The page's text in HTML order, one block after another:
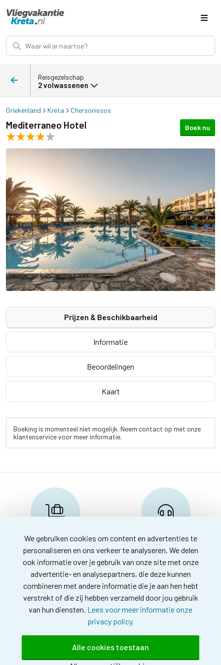
Reisgezelschap
2 volwassenen
Griekenland Kreta Chersonissos
Mediterraneo Hotel Boek nu
Prijzen & Beschikbaarheid
Informatie
Beoordelingen
Kaart
Boeking is momenteel niet mogelijk. Neem contact op met onze
klantenservice voor meer informatie.
Reserveren en info
info@travelnoord.nl
Klantenservice
088-0580500
vliegvakantiekreta.nl. Alle
We gebruiken cookies om content en advertenties te
personaliseren en ons verkeer te analyseren. We delen
ook informatie over je gebruik van onze site met onze
advertentie- en analysepartners, die deze kunnen
combineren met andere informatie die je aan hen hebt
verstrekt of die zij hebben verzameld door jou gebruik
van hun diensten. Lees voor meer informatie onze
privacy policy.
Alle cookies toestaan